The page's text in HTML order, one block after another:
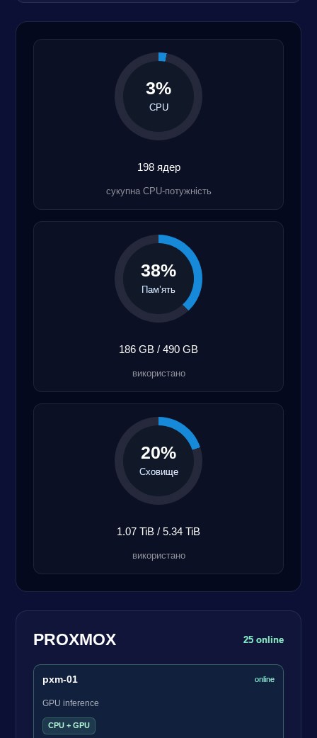
3%
CPU
198 ядер
сукупна CPU-потужність
38%
Пам’ять
186 GB / 490 GB
використано
20%
Сховище
1.07 TiB / 5.34 TiB
використано
PROXMOX 25 online
pxm-01 online
GPU inference
CPU + GPU